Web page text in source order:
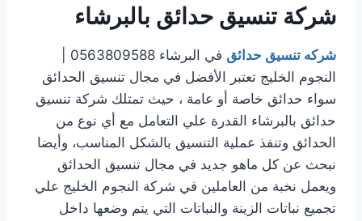
شركة تنسيق حدائق بالبرشاء
شركه تنسيق حدائق
النجوم الخليج تعتبر الأفضل في مجال تنسيق الحدائق
سواء حدائق خاصة أو عامة ، حيث تمتلك شركة تنسيق
حدائق بالبرشاء القدرة علي التعامل مع أي نوع من
الحدائق وتنفذ عملية التنسيق بالشكل المناسب، وأيضا
نبحث عن كل ماهو جديد في مجال تنسيق الحدائق
ويعمل نخبة من العاملين في شركة النجوم الخليج علي
تجميع نباتات الزينة والنباتات التي يتم وضعها داخل